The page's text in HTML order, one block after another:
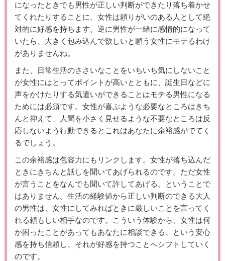
になったときでも男性が正しい判断ができたり落ち着かせ
てくれたりすることに、女性は頼りがいのある人として絶
対的に好感を持ちます。逆に男性が一緒に感情的になって
いたら、大きく包み込んで欲しいと願う女性にモテるわけ
がありませんね。
また、日常生活のささいなことをいちいち気にしないこと
が女性にはとってポイントが高いとともに、誕生日などに
声をかけたりする気遣いができることはモテる男性になる
ためには必須です。女性が喜ぶような必要なところはきち
んと抑えて、人間を小さく見せるような不要なところは反
応しないよう行動できるとこれはあなたに余裕感がでてく
るでしょう。
この余裕感は包容力にもリンクします。女性が落ち込んだ
ときにきちんと話しを聞いてあげられるのです。ただ女性
が言うことをなんでも聞いて許してあげる、ということで
はありません。生活の経験値から正しい判断のできる大人
の男性は、女性にしてみればときに厳しいことを言ってく
れる頼もしい相手なのです。こういう体験から、女性は何
か困ったことがあってもあなたに相談できる、という安心
感を持ち信頼し、それが好感を持つことへシフトしていく
のです。